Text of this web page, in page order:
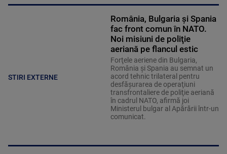
STIRI EXTERNE
România, Bulgaria şi Spania
fac front comun în NATO.
Noi misiuni de poliţie
aeriană pe flancul estic
Forţele aeriene din Bulgaria,
România şi Spania au semnat un
acord tehnic trilateral pentru
desfăşurarea de operaţiuni
transfrontaliere de poliţie aeriană
în cadrul NATO, afirmă joi
Ministerul bulgar al Apărării într-un
comunicat.